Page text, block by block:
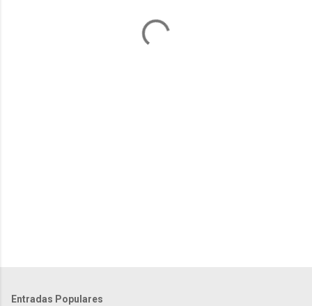
Entradas Populares